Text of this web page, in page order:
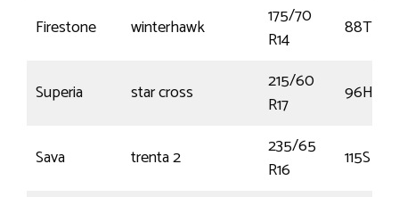
Firestone winterhawk
175/70
R14
88T
Superia star cross
215/60
R17
96H
Sava trenta 2
235/65
R16
115S